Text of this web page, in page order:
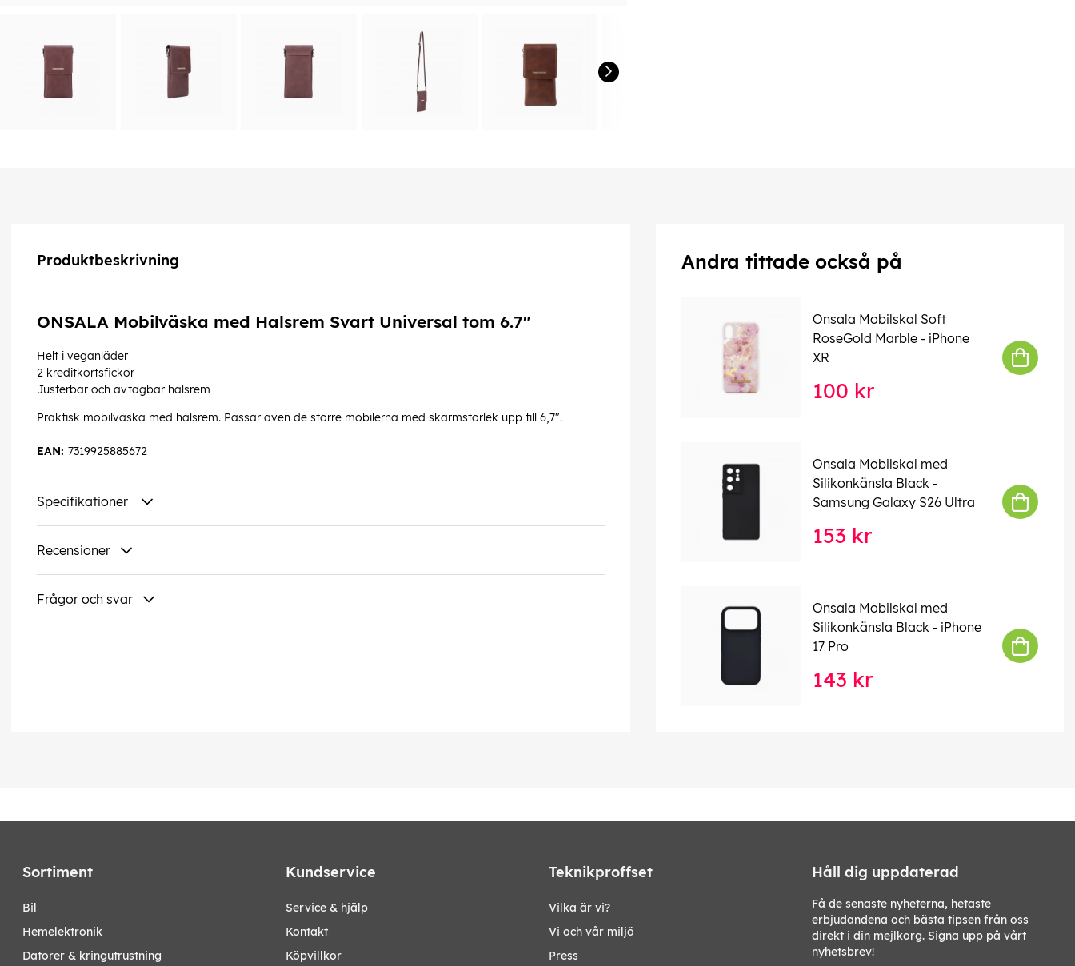
Produktbeskrivning
ONSALA Mobilväska med Halsrem Svart Universal tom 6.7"
Helt i veganläder
2 kreditkortsfickor
Justerbar och avtagbar halsrem
Praktisk mobilväska med halsrem. Passar även de större mobilerna med skärmstorlek upp till 6,7".
7319925885672
EAN:
Specifikationer
Recensioner
Frågor och svar
Andra tittade också på
Onsala Mobilskal Soft
RoseGold Marble - iPhone
XR
100 kr
Onsala Mobilskal med
Silikonkänsla Black -
Samsung Galaxy S26 Ultra
153 kr
Onsala Mobilskal med
Silikonkänsla Black - iPhone
17 Pro
143 kr
Sortiment
bil
hemelektronik
datorer & kringutrustning
Kundservice
Service & hjälp
Kontakt
Köpvillkor
Teknikproffset
Vilka är vi?
Vi och vår miljö
Press
Håll dig uppdaterad
Få de senaste nyheterna, hetaste
erbjudandena och bästa tipsen från oss
direkt i din mejlkorg. Signa upp på vårt
nyhetsbrev!